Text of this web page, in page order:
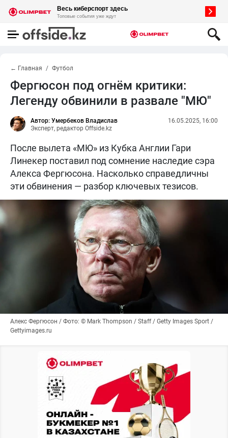
← Главная Футбол
Фергюсон под огнём критики:
Легенду обвинили в развале "МЮ"
Автор: Умербеков Владислав
Эксперт, редактор Offside.kz
16.05.2025, 16:00
После вылета «МЮ» из Кубка Англии Гари
Линекер поставил под сомнение наследие сэра
Алекса Фергюсона. Насколько справедличны
эти обвинения — разбор ключевых тезисов.
Алекс Фергюсон / Фото: © Mark Thompson / Staff / Getty Images Sport /
Gettyimages.ru